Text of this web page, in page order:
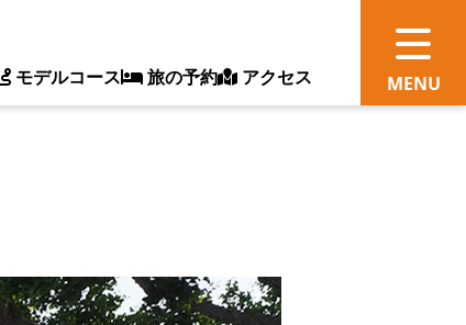
モデルコース 旅の予約 アクセス